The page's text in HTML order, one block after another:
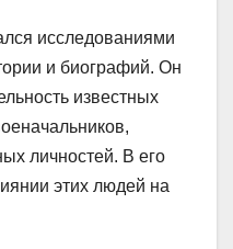
исследованиями
и биографий. Он
известных
личностей. В его
этих людей на